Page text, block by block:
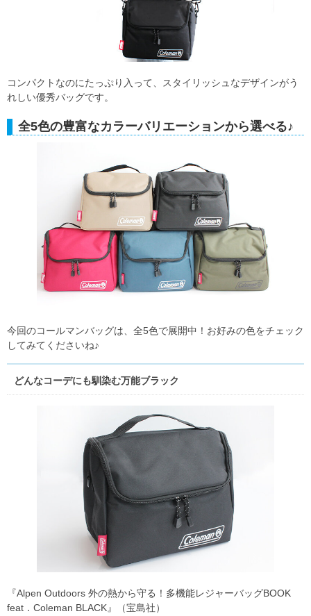
コンパクトなのにたっぷり入って、スタイリッシュなデザインがう
れしい優秀バッグです。
全5色の豊富なカラーバリエーションから選べる♪
今回のコールマンバッグは、全5色で展開中！お好みの色をチェック
してみてくださいね♪
どんなコーデにも馴染む万能ブラック
『Alpen Outdoors 外の熱から守る！多機能レジャーバッグBOOK
feat．Coleman BLACK』（宝島社）